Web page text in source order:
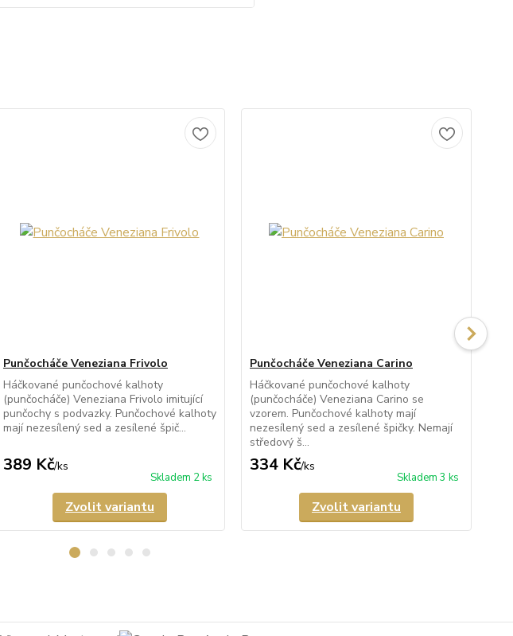
Punčocháče Veneziana Frivolo
Háčkované punčochové kalhoty
(punčocháče) Veneziana Frivolo imitující
punčochy s podvazky. Punčochové kalhoty
mají nezesílený sed a zesílené špič...
389 Kč/ks
Skladem 2 ks
Zvolit variantu
Punčocháče Veneziana Carino
Háčkované punčochové kalhoty
(punčocháče) Veneziana Carino se
vzorem. Punčochové kalhoty mají
nezesílený sed a zesílené špičky. Nemají
středový š...
334 Kč/ks
Skladem 3 ks
Zvolit variantu